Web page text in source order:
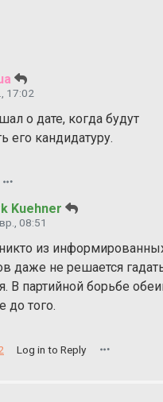
17:02
о дате, когда будут
его кандидатуру.
Kuehner
08:51
из
даже не решается
В партийной борьбе
до того.
Log in to Reply